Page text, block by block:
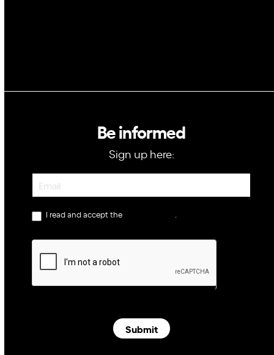
Be informed
Sign up here:
Newsletter
I read and accept the
Submit